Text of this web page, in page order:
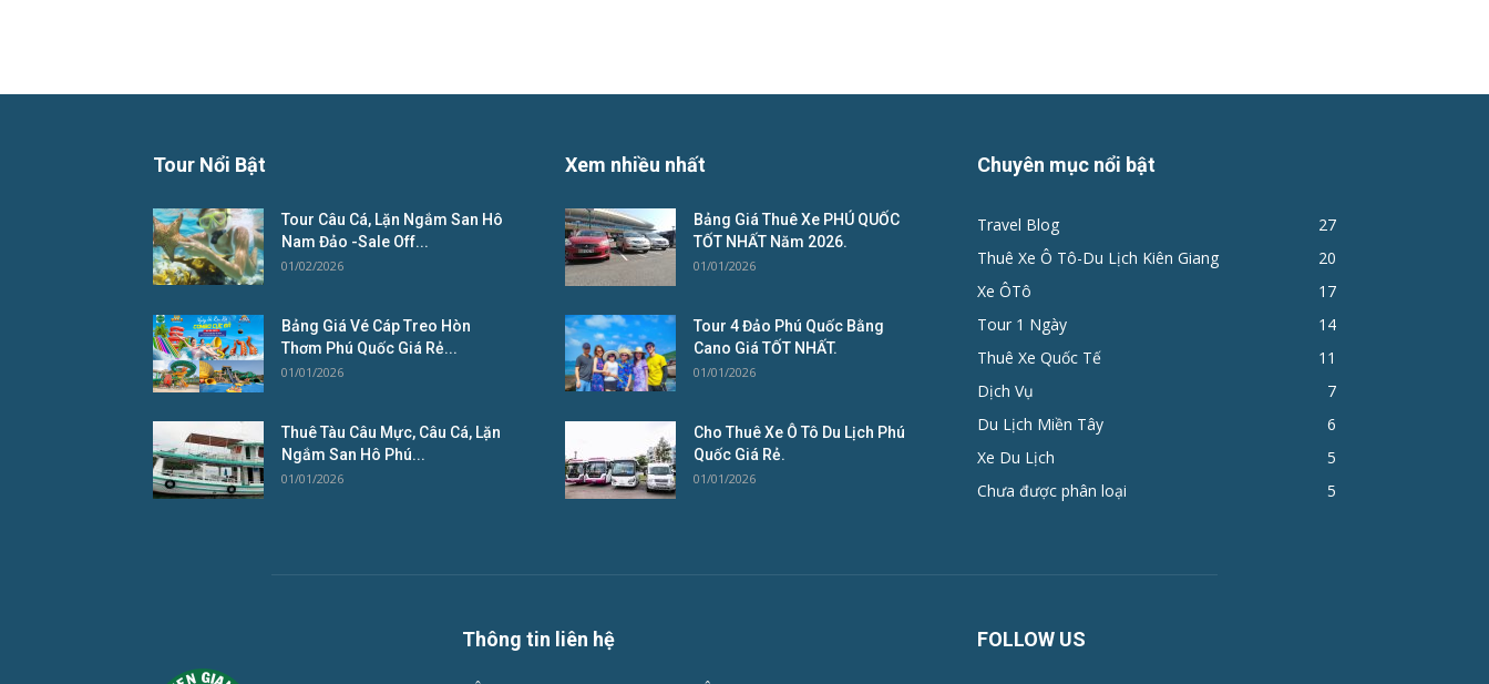
Tour Nổi Bật
Tour Câu Cá, Lặn Ngắm San Hô
Nam Đảo -Sale Off...
01/02/2026
Bảng Giá Vé Cáp Treo Hòn
Thơm Phú Quốc Giá Rẻ...
01/01/2026
Thuê Tàu Câu Mực, Câu Cá, Lặn
Ngắm San Hô Phú...
01/01/2026
Xem nhiều nhất
Bảng Giá Thuê Xe PHÚ QUỐC
TỐT NHẤT Năm 2026.
01/01/2026
Tour 4 Đảo Phú Quốc Bằng
Cano Giá TỐT NHẤT.
01/01/2026
Cho Thuê Xe Ô Tô Du Lịch Phú
Quốc Giá Rẻ.
01/01/2026
Chuyên mục nổi bật
Travel Blog
27
Thuê Xe Ô Tô-Du Lịch Kiên Giang
20
Xe ÔTô
17
Tour 1 Ngày
14
Thuê Xe Quốc Tế
11
Dịch Vụ
7
Du Lịch Miền Tây
6
Xe Du Lịch
5
Chưa được phân loại
5
Thông tin liên hệ FOLLOW US